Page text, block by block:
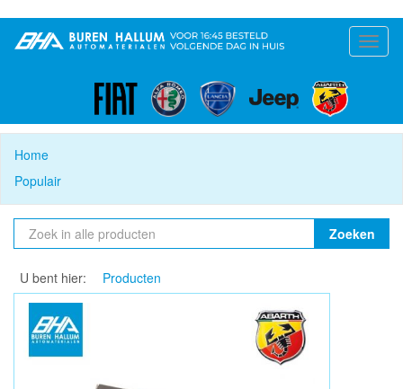
Home
Populair
Zoeken
U bent hier: Producten